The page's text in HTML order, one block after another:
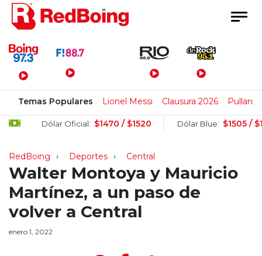
Menú Principal
Temas Populares Lionel Messi Clausura 2026 Pullaro
Dólar Oficial: $1470 / $1520 Dólar Blue: $1505 / $1525
RedBoing Deportes Central
Walter Montoya y Mauricio
Martínez, a un paso de
volver a Central
enero 1, 2022